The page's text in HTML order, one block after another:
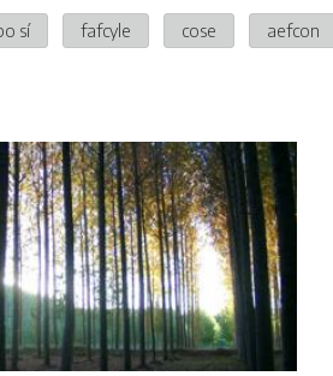
sí fafcyle cose aefcon